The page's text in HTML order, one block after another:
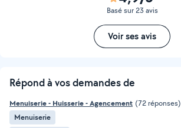
Basé sur 23 avis
Voir ses avis
Répond à vos demandes de
Menuiserie - Huisserie - Agencement (72 réponses)
Menuiserie